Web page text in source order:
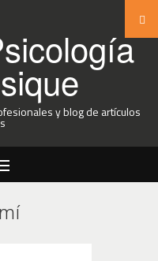
y blog de artículos